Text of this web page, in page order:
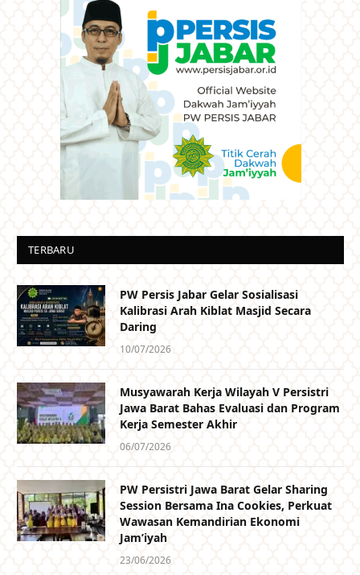
TERBARU
PW Persis Jabar Gelar Sosialisasi
Kalibrasi Arah Kiblat Masjid Secara
Daring
10/07/2026
Musyawarah Kerja Wilayah V Persistri
Jawa Barat Bahas Evaluasi dan Program
Kerja Semester Akhir
06/07/2026
PW Persistri Jawa Barat Gelar Sharing
Session Bersama Ina Cookies, Perkuat
Wawasan Kemandirian Ekonomi
Jam’iyah
23/06/2026